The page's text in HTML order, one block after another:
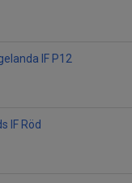
IF P12
IF Röd